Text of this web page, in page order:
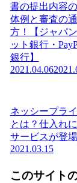
書の提出内容
体例と審査の
方！【ジャパ
ット銀行・
銀行】
2021.04.06
ネッシープラ
とは？仕入れ
サービスが登場
2021.03.15
このサイト